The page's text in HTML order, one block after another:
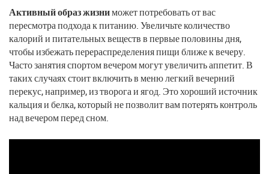
Активный образ жизниможет потребовать от вас
пересмотра подхода к питанию. Увеличьте количество
калорий и питательных веществ в первые половины дня,
чтобы избежать перераспределения пищи ближе к вечеру.
Часто занятия спортом вечером могут увеличить аппетит. В
таких случаях стоит включить в меню легкий вечерний
перекус, например, из творога и ягод. Это хороший источник
кальция и белка, который не позволит вам потерять контроль
над вечером перед сном.